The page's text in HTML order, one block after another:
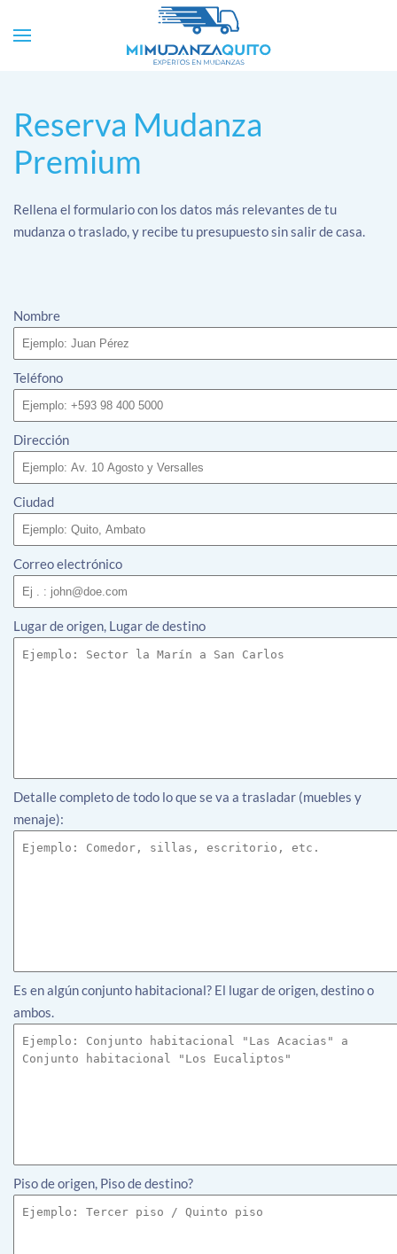
Reserva Mudanza
Premium
Rellena el formulario con los datos más relevantes de tu
mudanza o traslado, y recibe tu presupuesto sin salir de casa.
Nombre
Teléfono
Dirección
Ciudad
Correo electrónico
Lugar de origen, Lugar de destino
Detalle completo de todo lo que se va a trasladar (muebles y
menaje):
Es en algún conjunto habitacional? El lugar de origen, destino o
ambos.
Piso de origen, Piso de destino?